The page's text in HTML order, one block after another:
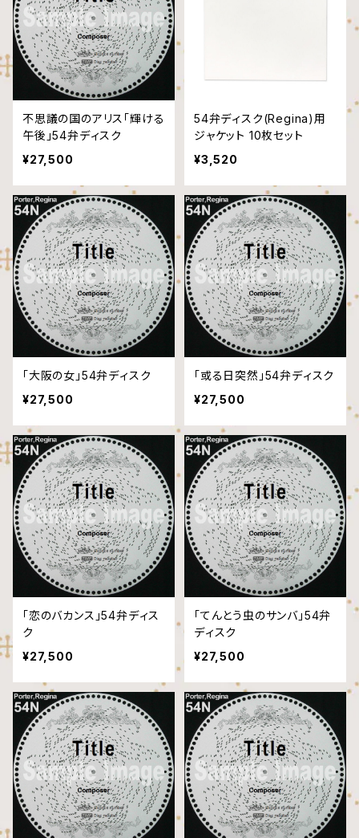
不思議の国のアリス「輝ける
午後」54弁ディスク
¥27,500
54弁ディスク(Regina)用
ジャケット 10枚セット
¥3,520
「大阪の女」54弁ディスク
¥27,500
「或る日突然」54弁ディスク
¥27,500
「恋のバカンス」54弁ディス
ク
¥27,500
「てんとう虫のサンバ」54弁
ディスク
¥27,500